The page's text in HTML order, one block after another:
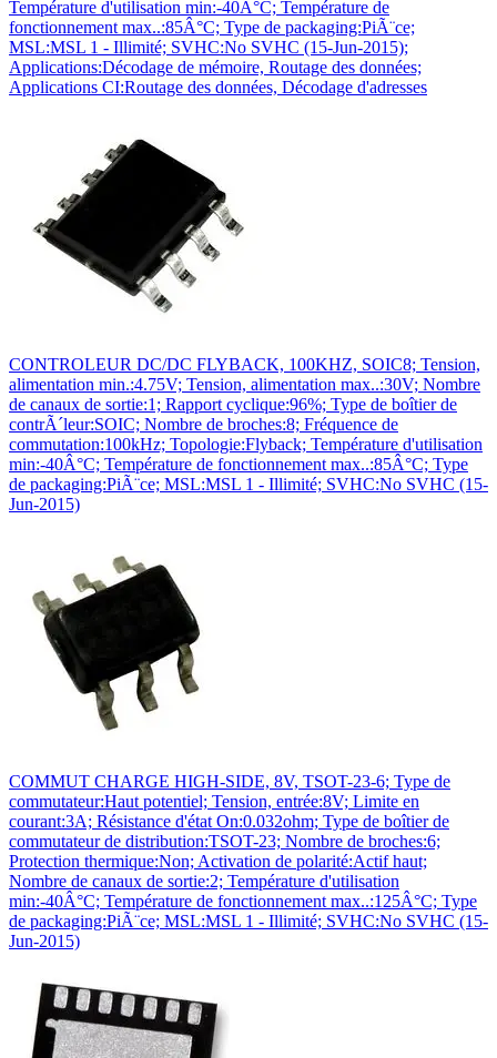
Température d'utilisation min:-40Â°C; Température de
fonctionnement max..:85Â°C; Type de packaging:PiÃ¨ce;
MSL:MSL 1 - Illimité; SVHC:No SVHC (15-Jun-2015);
Applications:Décodage de mémoire, Routage des données;
Applications CI:Routage des données, Décodage d'adresses
CONTROLEUR DC/DC FLYBACK, 100KHZ, SOIC8; Tension,
alimentation min.:4.75V; Tension, alimentation max..:30V; Nombre
de canaux de sortie:1; Rapport cyclique:96%; Type de boîtier de
contrÃ´leur:SOIC; Nombre de broches:8; Fréquence de
commutation:100kHz; Topologie:Flyback; Température d'utilisation
min:-40Â°C; Température de fonctionnement max..:85Â°C; Type
de packaging:PiÃ¨ce; MSL:MSL 1 - Illimité; SVHC:No SVHC (15-
Jun-2015)
COMMUT CHARGE HIGH-SIDE, 8V, TSOT-23-6; Type de
commutateur:Haut potentiel; Tension, entrée:8V; Limite en
courant:3A; Résistance d'état On:0.032ohm; Type de boîtier de
commutateur de distribution:TSOT-23; Nombre de broches:6;
Protection thermique:Non; Activation de polarité:Actif haut;
Nombre de canaux de sortie:2; Température d'utilisation
min:-40Â°C; Température de fonctionnement max..:125Â°C; Type
de packaging:PiÃ¨ce; MSL:MSL 1 - Illimité; SVHC:No SVHC (15-
Jun-2015)